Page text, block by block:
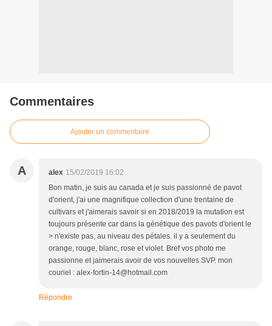
Commentaires
Ajouter un commentaire
A alex 15/02/2019 16:02
Bon matin, je suis au canada et je suis passionné de pavot
d'orient, j'ai une magnifique collection d'une trentaine de
cultivars et j'aimerais savoir si en 2018/2019 la mutation est
toujours présente car dans la génétique des pavots d'orient le
> n'existe pas, au niveau des pétales. il y a seulement du
orange, rouge, blanc, rose et violet. Bref vos photo me
passionne et jaimerais avoir de vos nouvelles SVP. mon
couriel : alex-fortin-14@hotmail.com
Répondre